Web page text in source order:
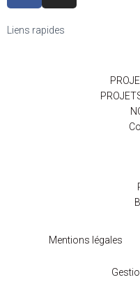
Liens rapides
Mentions légales